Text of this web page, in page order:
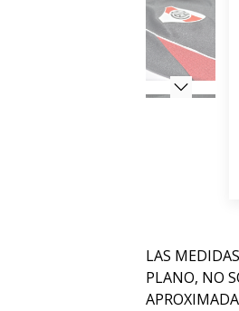
LAS
PLANO, NO